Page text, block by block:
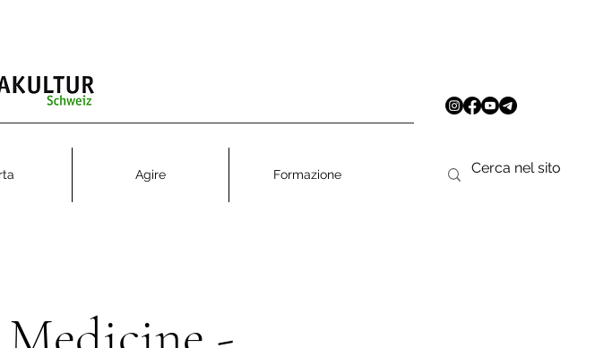
Agire Formazione